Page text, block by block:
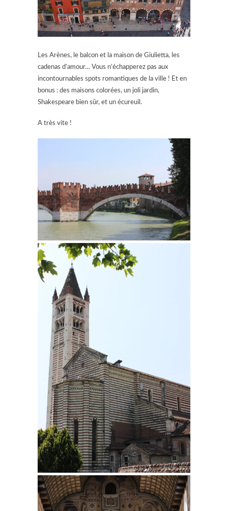
Les Arènes, le balcon et la maison de Giulietta, les
cadenas d’amour… Vous n’échapperez pas aux
incontournables spots romantiques de la ville ! Et en
bonus : des maisons colorées, un joli jardin,
Shakespeare bien sûr, et un écureuil.
A très vite !